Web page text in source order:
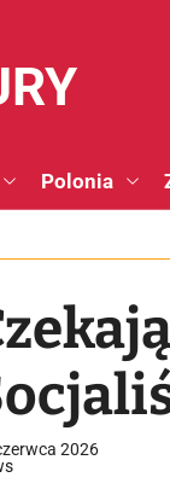
Polonia
2026